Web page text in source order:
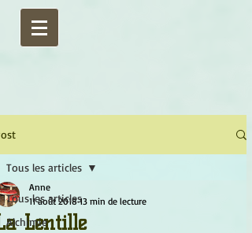
Tous les articles
Alchimie
Tous les articles
Lentille
Anne
11 août 2018 13 min de lecture